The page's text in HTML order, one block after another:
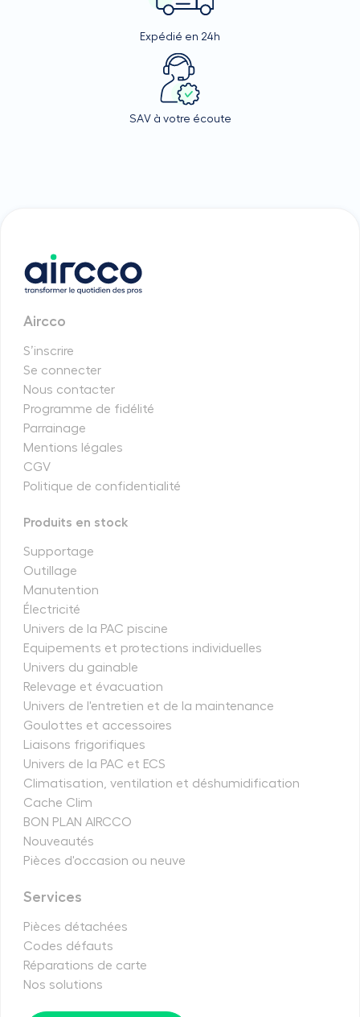
Expédié en 24h
SAV à votre écoute
Aircco
S’inscrire
Se connecter
Nous contacter
Programme de fidélité
Parrainage
Mentions légales
CGV
Politique de confidentialité
Produits en stock
Supportage
Outillage
Manutention
Électricité
Univers de la PAC piscine
Equipements et protections individuelles
Univers du gainable
Relevage et évacuation
Univers de l'entretien et de la maintenance
Goulottes et accessoires
Liaisons frigorifiques
Univers de la PAC et ECS
Climatisation, ventilation et déshumidification
Cache Clim
BON PLAN AIRCCO
Nouveautés
Pièces d'occasion ou neuve
Services
Pièces détachées
Codes défauts
Réparations de carte
Nos solutions